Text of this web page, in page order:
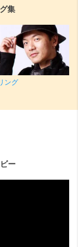
集
ング
ー